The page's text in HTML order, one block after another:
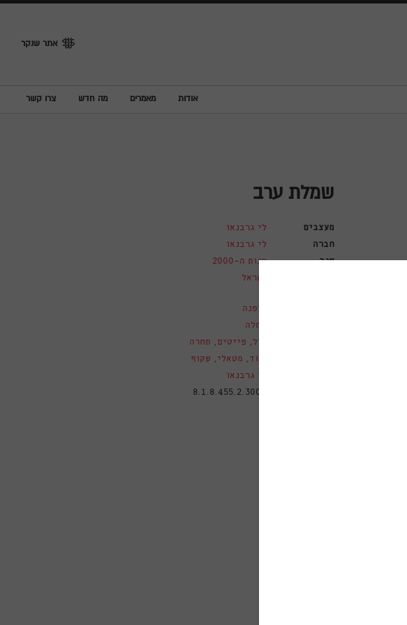
אתר שנקר
אודות מאמרים מה חדש צרו קשר
שמלת ערב
מעצבים
לי גרבנאו
חברה
לי גרבנאו
שנה
שנות ה-2000
ישראל
אופנה
שמלה
טול , פייטים , תחרה
ורוד , מטאלי , שקוף
לי גרבנאו
8.1.8.455.2.3000